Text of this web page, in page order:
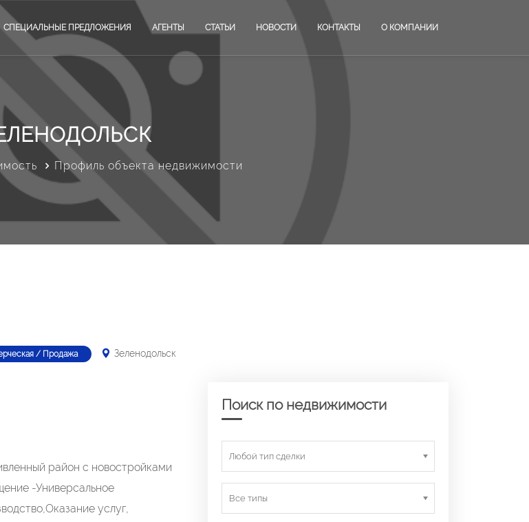
СПЕЦИАЛЬНЫЕ ПРЕДЛОЖЕНИЯ АГЕНТЫ СТАТЬИ НОВОСТИ КОНТАКТЫ О КОМПАНИИ
Профиль объекта недвижимости
/ Продажа Зеленодольск
район с новостройками
-Универсальное
услуг,
Поиск по недвижимости
Любой тип сделки
Все типы